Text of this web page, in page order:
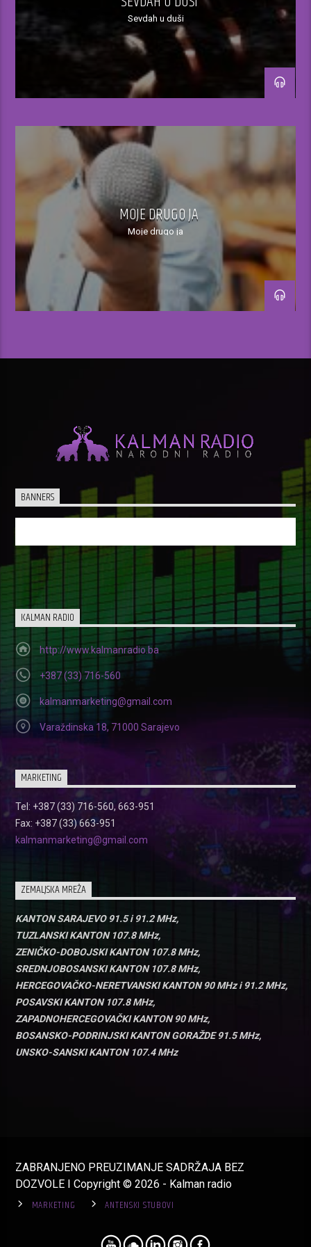
Sevdah u duši
MOJE DRUGO JA
Moje drugo ja
BANNERS
KALMAN RADIO
http://www.kalmanradio.ba
+387 (33) 716-560
kalmanmarketing@gmail.com
Varaždinska 18, 71000 Sarajevo
MARKETING
Tel: +387 (33) 716-560, 663-951
Fax: +387 (33) 663-951
kalmanmarketing@gmail.com
ZEMALJSKA MREŽA
KANTON SARAJEVO 91.5 i 91.2 MHz,
TUZLANSKI KANTON 107.8 MHz,
ZENIČKO-DOBOJSKI KANTON 107.8 MHz,
SREDNJOBOSANSKI KANTON 107.8 MHz,
HERCEGOVAČKO-NERETVANSKI KANTON 90 MHz i 91.2 MHz,
POSAVSKI KANTON 107.8 MHz,
ZAPADNOHERCEGOVAČKI KANTON 90 MHz,
BOSANSKO-PODRINJSKI KANTON GORAŽDE 91.5 MHz,
UNSKO-SANSKI KANTON 107.4 MHz
ZABRANJENO PREUZIMANJE SADRŽAJA BEZ
DOZVOLE I Copyright © 2026 - Kalman radio
MARKETING ANTENSKI STUBOVI